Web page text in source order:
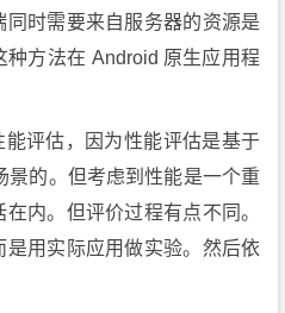
时需要来自服务器的资源是
方法在 Android 原生应用程
能评估，因为性能评估是基于
景的。但考虑到性能是一个重
内。但评价过程有点不同。
用实际应用做实验。然后依